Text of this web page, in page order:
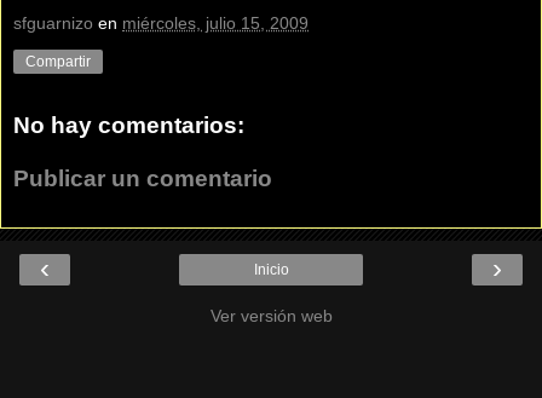
sfguarnizo en miércoles, julio 15, 2009
Compartir
No hay comentarios:
Publicar un comentario
‹ ›
Inicio
Ver versión web